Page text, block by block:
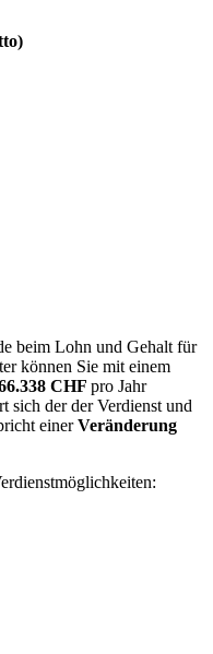
beim Lohn und Gehalt für
können Sie mit einem
CHF pro Jahr
sich der der Verdienst und
einerVeränderung